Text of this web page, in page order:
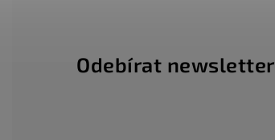
Odebírat newsletter